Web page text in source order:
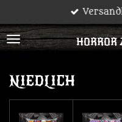
Hauptinhalt
springen
HORROR
NIEDLICH